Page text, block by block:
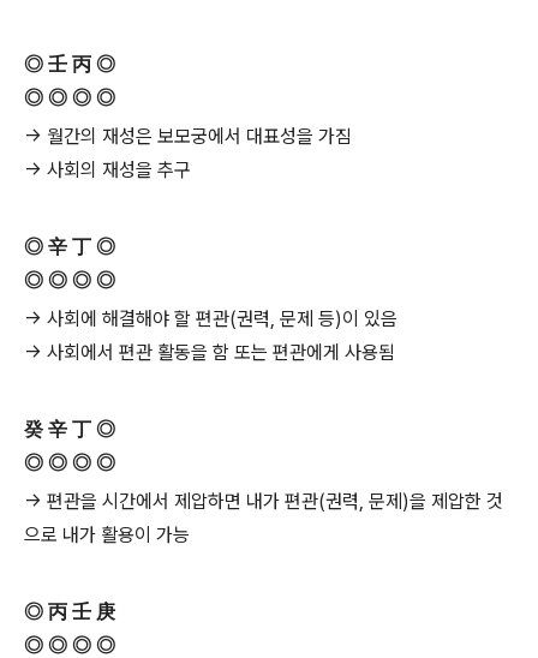
◎ 壬 丙 ◎
◎ ◎ ◎ ◎
→ 월간의 재성은 보모궁에서 대표성을 가짐
→ 사회의 재성을 추구
◎ 辛 丁 ◎
◎ ◎ ◎ ◎
→ 사회에 해결해야 할 편관(권력, 문제 등)이 있음
→ 사회에서 편관 활동을 함 또는 편관에게 사용됨
癸 辛 丁 ◎
◎ ◎ ◎ ◎
→ 편관을 시간에서 제압하면 내가 편관(권력, 문제)을 제압한 것
으로 내가 활용이 가능
◎ 丙 壬 庚
◎ ◎ ◎ ◎